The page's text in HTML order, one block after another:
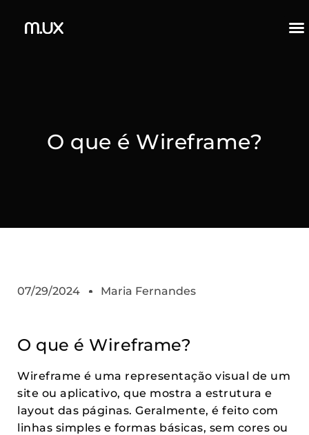
O que é Wireframe?
07/29/2024 Maria Fernandes
O que é Wireframe?
Wireframe é uma representação visual de um
site ou aplicativo, que mostra a estrutura e
layout das páginas. Geralmente, é feito com
linhas simples e formas básicas, sem cores ou